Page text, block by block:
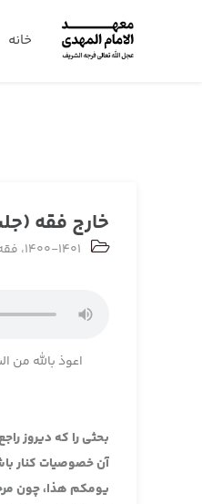
خانه
خارج فقه (جلسه79) یکشنبه
1400-1401،
اعوذ بالله من
بحثی را که دیروز
آن خصوصیات کنار
یومکم هذا، چون